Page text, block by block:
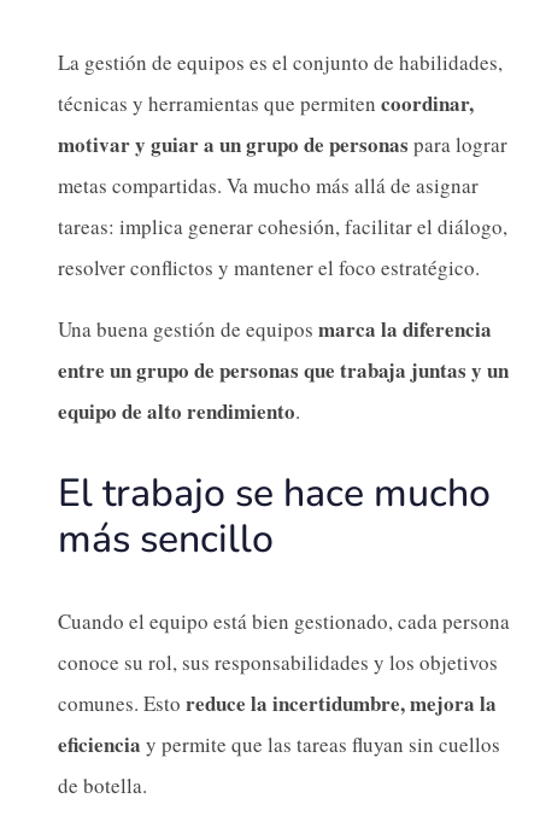
La gestión de equipos es el conjunto de habilidades,
técnicas y herramientas que permiten coordinar,
motivar y guiar a un grupo de personas para lograr
metas compartidas. Va mucho más allá de asignar
tareas: implica generar cohesión, facilitar el diálogo,
resolver conflictos y mantener el foco estratégico.
Una buena gestión de equipos marca la diferencia
entre un grupo de personas que trabaja juntas y un
equipo de alto rendimiento.
El trabajo se hace mucho
más sencillo
Cuando el equipo está bien gestionado, cada persona
conoce su rol, sus responsabilidades y los objetivos
comunes. Esto reduce la incertidumbre, mejora la
eficiencia y permite que las tareas fluyan sin cuellos
de botella.